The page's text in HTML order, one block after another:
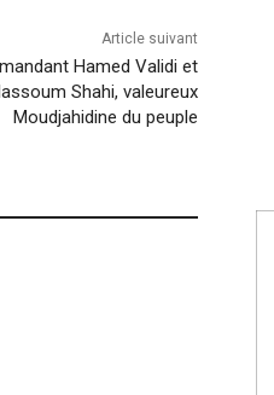
Article suivant
Hamed Validi et
Shahi, valeureux
Moudjahidine du peuple